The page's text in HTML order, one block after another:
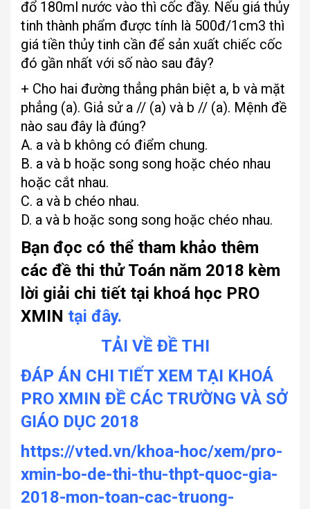
đổ 180ml nước vào thì cốc đầy. Nếu giá thủy
tinh thành phẩm được tính là 500đ/1cm3 thì
giá tiền thủy tinh cần để sản xuất chiếc cốc
đó gần nhất với số nào sau đây?
+ Cho hai đường thẳng phân biệt a, b và mặt
phẳng (a). Giả sử a // (a) và b // (a). Mệnh đề
nào sau đây là đúng?
A. a và b không có điểm chung.
B. a và b hoặc song song hoặc chéo nhau
hoặc cắt nhau.
C. a và b chéo nhau.
D. a và b hoặc song song hoặc chéo nhau.
Bạn đọc có thể tham khảo thêm
các đề thi thử Toán năm 2018 kèm
lời giải chi tiết tại khoá học PRO
XMIN tại đây.
TẢI VỀ ĐỀ THI
ĐÁP ÁN CHI TIẾT XEM TẠI KHOÁ
PRO XMIN ĐỀ CÁC TRƯỜNG VÀ SỞ
GIÁO DỤC 2018
https://vted.vn/khoa-hoc/xem/pro-
xmin-bo-de-thi-thu-thpt-quoc-gia-
2018-mon-toan-cac-truong-